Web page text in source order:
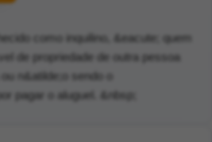
como inquilino, &eacute; quem
de propriedade de outra pessoa
n&atilde;o sendo o
pagar o aluguel. &nbsp;